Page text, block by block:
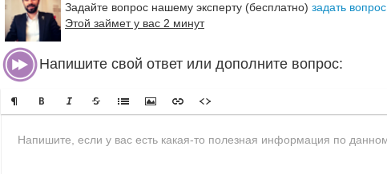
Задайте вопрос нашему эксперту (бесплатно) задать вопрос
Этой займет у вас 2 минут
Напишите свой ответ или дополните вопрос: